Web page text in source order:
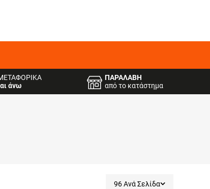
άνω
ΠΑΡΑΛΑΒΗ
από το κατάστημα
96 Ανά Σελίδα